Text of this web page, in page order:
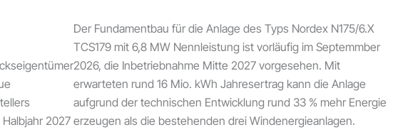
2027
Der Fundamentbau für die Anlage des Typs Nordex N175/6.X
TCS179 mit 6,8 MW Nennleistung ist vorläufig im Septemmber
2026, die Inbetriebnahme Mitte 2027 vorgesehen. Mit
erwarteten rund 16 Mio. kWh Jahresertrag kann die Anlage
aufgrund der technischen Entwicklung rund 33 % mehr Energie
erzeugen als die bestehenden drei Windenergieanlagen.